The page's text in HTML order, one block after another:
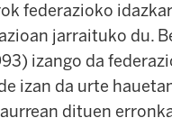
federazioko
jarraituko du.
izango da
izan da urte
dituen